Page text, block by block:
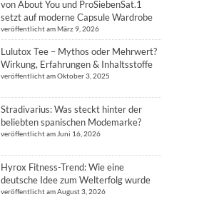
von About You und ProSiebenSat.1
setzt auf moderne Capsule Wardrobe
veröffentlicht am März 9, 2026
Lulutox Tee – Mythos oder Mehrwert?
Wirkung, Erfahrungen & Inhaltsstoffe
veröffentlicht am Oktober 3, 2025
Stradivarius: Was steckt hinter der
beliebten spanischen Modemarke?
veröffentlicht am Juni 16, 2026
Hyrox Fitness-Trend: Wie eine
deutsche Idee zum Welterfolg wurde
veröffentlicht am August 3, 2026